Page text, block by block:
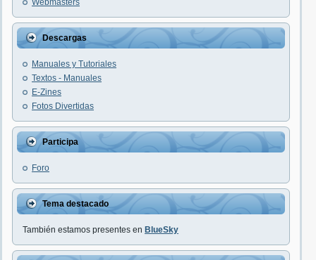
Webmasters
Descargas
Manuales y Tutoriales
Textos - Manuales
E-Zines
Fotos Divertidas
Participa
Foro
Tema destacado
También estamos presentes en BlueSky